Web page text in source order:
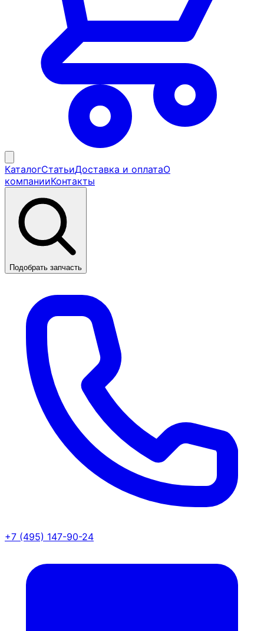
КаталогСтатьиДоставка и оплатаО
компанииКонтакты
Подобрать запчасть
+7 (495) 147-90-24